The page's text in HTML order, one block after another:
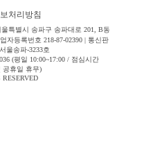
처리방침
특별시 송파구 송파대로 201, B동
자등록번호 218-87-02390 | 통신판
울송파-3233호
(평일 10:00~17:00 / 점심시간
공휴일 휴무)
RESERVED